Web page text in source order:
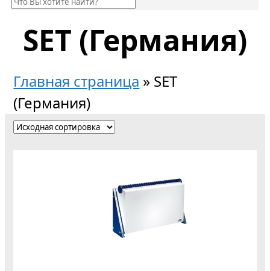
SET (Германия)
Главная страница » SET
(Германия)